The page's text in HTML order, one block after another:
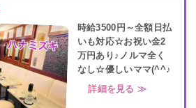
時給3500円～全額日払
いも対応☆お祝い金2
万円あり♪ノルマ全く
なし☆優しいママ(^^♪
詳細を見る ≫